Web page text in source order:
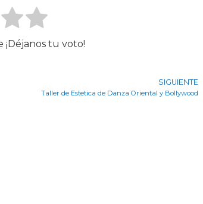
¡Déjanos tu voto!
SIGUIENTE
Taller de Estetica de Danza Oriental y Bollywood